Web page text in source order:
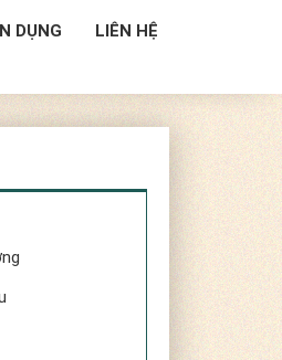
DỤNG LIÊN HỆ